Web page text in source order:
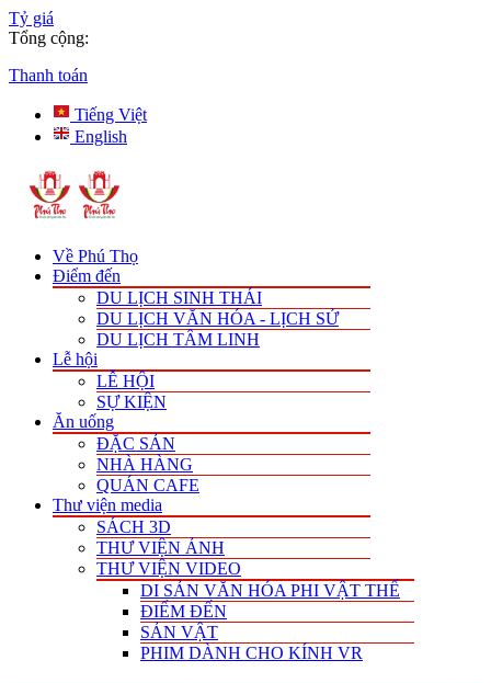
Tỷ giá
Tổng cộng:
Thanh toán
Tiếng Việt
English
Về Phú Thọ
Điểm đến
DU LỊCH SINH THÁI
DU LỊCH VĂN HÓA - LỊCH SỬ
DU LỊCH TÂM LINH
Lễ hội
LỄ HỘI
SỰ KIỆN
Ăn uống
ĐẶC SẢN
NHÀ HÀNG
QUÁN CAFE
Thư viện media
SÁCH 3D
THƯ VIỆN ẢNH
THƯ VIỆN VIDEO
DI SẢN VĂN HÓA PHI VẬT THỂ
ĐIỂM ĐẾN
SẢN VẬT
PHIM DÀNH CHO KÍNH VR